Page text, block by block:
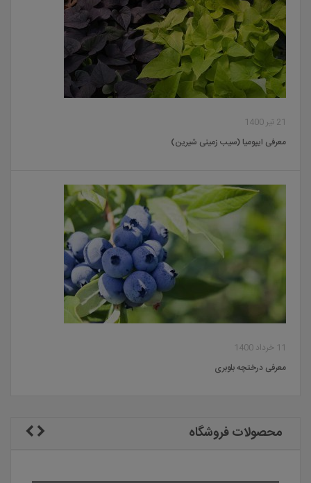
21 تیر 1400
معرفی ایپومیا (سیب زمینی شیرین)
11 خرداد 1400
معرفی درختچه بلوبری
محصولات فروشگاه